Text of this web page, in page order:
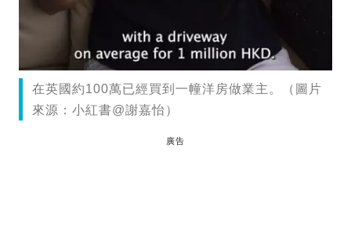
在英國約100萬已經買到一幢洋房做業主。（圖片
來源：小紅書@謝嘉怡）
廣告